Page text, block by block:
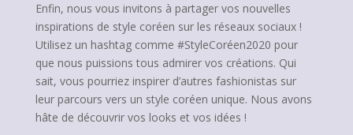
Enfin, nous vous invitons à partager vos nouvelles
inspirations de style coréen sur les réseaux sociaux !
Utilisez un hashtag comme #StyleCoréen2020 pour
que nous puissions tous admirer vos créations. Qui
sait, vous pourriez inspirer d’autres fashionistas sur
leur parcours vers un style coréen unique. Nous avons
hâte de découvrir vos looks et vos idées !